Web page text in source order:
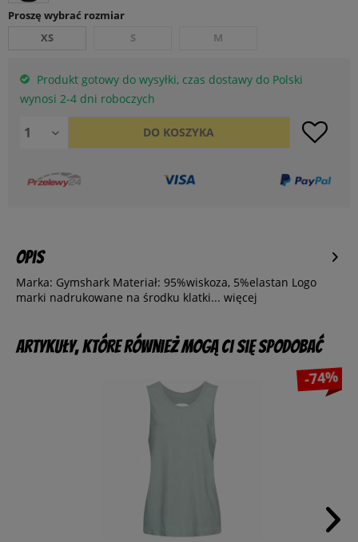
Proszę wybrać rozmiar
XS
S M
Produkt gotowy do wysyłki, czas dostawy do Polski
wynosi 2-4 dni roboczych
DO KOSZYKA
Opis
Marka: Gymshark Materiał: 95%wiskoza, 5%elastan Logo
marki nadrukowane na środku klatki... więcej
Artykuły, które również mogą Ci się spodobać
-74%